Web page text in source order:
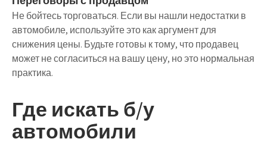
Не бойтесь торговаться. Если вы нашли недостатки в
автомобиле, используйте это как аргумент для
снижения цены. Будьте готовы к тому, что продавец
может не согласиться на вашу цену, но это нормальная
практика.
Где искать б/у
автомобили